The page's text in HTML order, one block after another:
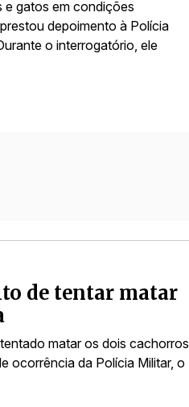
e gatos em condições
depoimento à Polícia
o interrogatório, ele
de tentar matar
matar os dois cachorros
ocorrência da Polícia Militar, o